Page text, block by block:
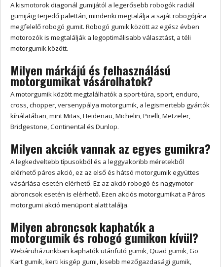
A kismotorok diagonál gumijától a legerősebb robogók radiál
gumijáig terjedő palettán, mindenki megtalálja a saját robogójára
megfelelő robogó gumit. Robogó gumik között az egész évben
motorozók is megtalálják a legoptimálisabb választást, a téli
motorgumik között.
Milyen márkájú és felhasználású
motorgumikat vásárolhatok?
A motorgumik között megtalálhatók a sport-túra, sport, enduro,
cross, chopper, versenypálya motorgumik, a legismertebb gyártók
kínálatában, mint Mitas, Heidenau, Michelin, Pirelli, Metzeler,
Bridgestone, Continental és Dunlop.
Milyen akciók vannak az egyes gumikra?
A legkedveltebb típusokból és a leggyakoribb méretekből
elérhető páros akció, ez az első és hátsó motorgumik együttes
vásárlása esetén elérhető. Ez az akció robogó és nagymotor
abroncsok esetén is elérhető. Ezen akciós motorgumikat a Páros
motorgumi akció menüpont alatt találja.
Milyen abroncsok kaphatók a
motorgumik és robogó gumikon kívül?
Webáruházunkban kaphatók utánfutó gumik, Quad gumik, Go
Kart gumik, kerti kisgép gumi, kisebb mezőgazdasági gumik,